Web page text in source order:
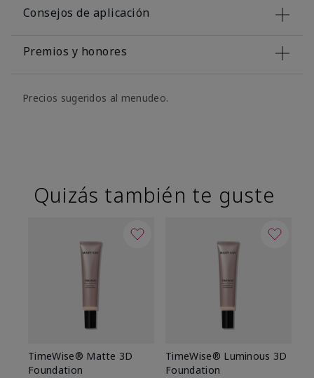
Consejos de aplicación
Premios y honores
Precios sugeridos al menudeo.
Quizás también te guste
TimeWise® Matte 3D
Foundation
TimeWise® Luminous 3D
Foundation